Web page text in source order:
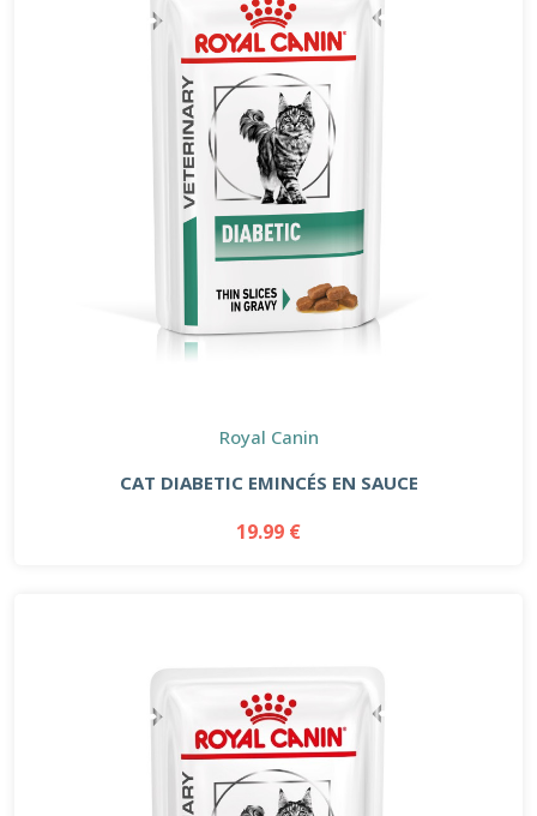
Royal Canin
CAT DIABETIC EMINCÉS EN SAUCE
19.99 €